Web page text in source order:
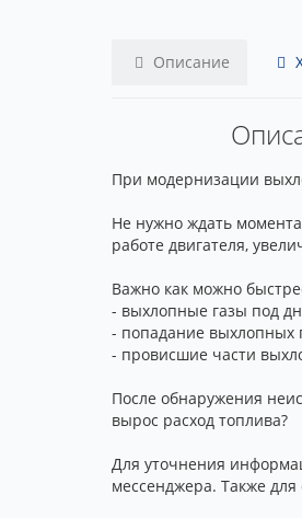
Описание
При модернизации
Не нужно ждать
работе двигателя,
Важно как можно
- выхлопные газы под
- попадание выхлопных
- провисшие части
После обнаружения
вырос расход топлива?
Для уточнения
мессенджера. Также для